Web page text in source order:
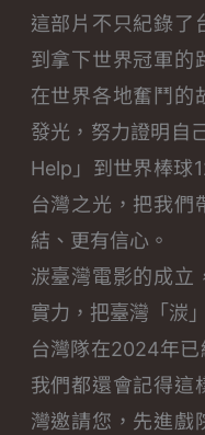
這部片不只紀錄了
到拿下世界冠軍的
在世界各地奮鬥的
發光，努力證明自
Help」到世界棒球
台灣之光，把我們
結、更有信心。
湠臺灣電影的成立
實力，把臺灣「湠
台灣隊在2024年
我們都還會記得這
灣邀請您，先進戲